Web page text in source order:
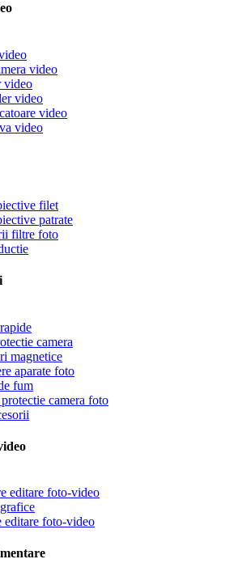
video
video
video
video
video
filet
patrate
filtre foto
camera
magnetice
aparate foto
fum
camera foto
editare foto-video
editare foto-video